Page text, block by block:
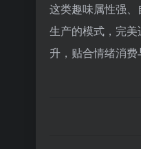
这类趣味属性强
生产的模式，完
升，贴合情绪消